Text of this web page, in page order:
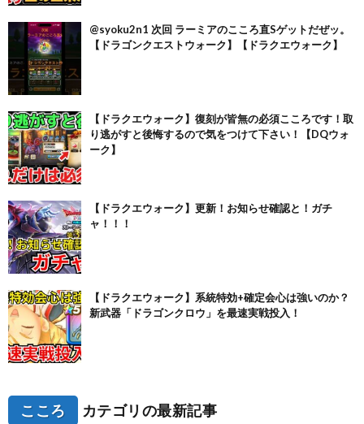
@syoku2n1 次回 ラーミアのこころ直Sゲットだぜッ。
【ドラゴンクエストウォーク】【ドラクエウォーク】
【ドラクエウォーク】復刻が皆無の必須こころです！取
り逃がすと後悔するので気をつけて下さい！【DQウォ
ーク】
【ドラクエウォーク】更新！お知らせ確認と！ガチ
ャ！！！
【ドラクエウォーク】系統特効+確定会心は強いのか？
新武器「ドラゴンクロウ」を最速実戦投入！
こころ カテゴリの最新記事